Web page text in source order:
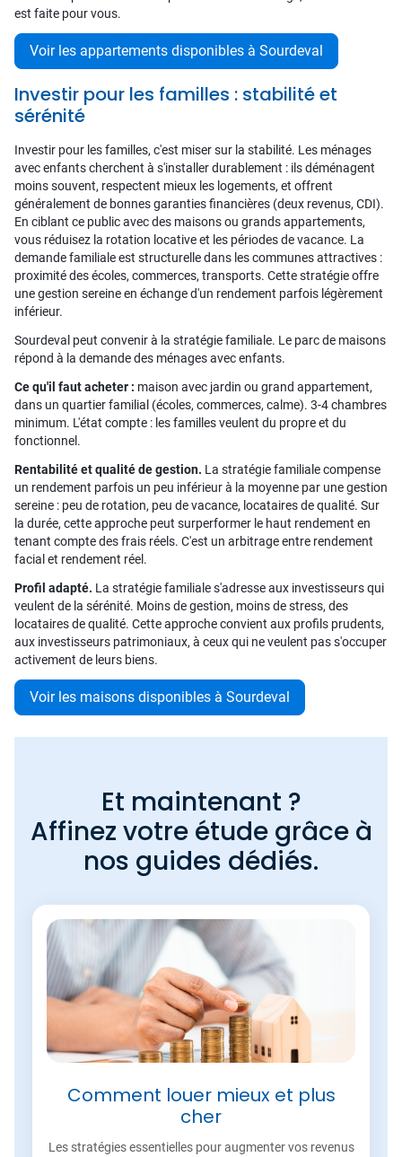
est faite pour vous.
Voir les appartements disponibles à Sourdeval
Investir pour les familles : stabilité et
sérénité
Investir pour les familles, c'est miser sur la stabilité. Les ménages
avec enfants cherchent à s'installer durablement : ils déménagent
moins souvent, respectent mieux les logements, et offrent
généralement de bonnes garanties financières (deux revenus, CDI).
En ciblant ce public avec des maisons ou grands appartements,
vous réduisez la rotation locative et les périodes de vacance. La
demande familiale est structurelle dans les communes attractives :
proximité des écoles, commerces, transports. Cette stratégie offre
une gestion sereine en échange d'un rendement parfois légèrement
inférieur.
Sourdeval peut convenir à la stratégie familiale. Le parc de maisons
répond à la demande des ménages avec enfants.
Ce qu'il faut acheter : maison avec jardin ou grand appartement,
dans un quartier familial (écoles, commerces, calme). 3-4 chambres
minimum. L'état compte : les familles veulent du propre et du
fonctionnel.
Rentabilité et qualité de gestion. La stratégie familiale compense
un rendement parfois un peu inférieur à la moyenne par une gestion
sereine : peu de rotation, peu de vacance, locataires de qualité. Sur
la durée, cette approche peut surperformer le haut rendement en
tenant compte des frais réels. C'est un arbitrage entre rendement
facial et rendement réel.
Profil adapté. La stratégie familiale s'adresse aux investisseurs qui
veulent de la sérénité. Moins de gestion, moins de stress, des
locataires de qualité. Cette approche convient aux profils prudents,
aux investisseurs patrimoniaux, à ceux qui ne veulent pas s'occuper
activement de leurs biens.
Voir les maisons disponibles à Sourdeval
Et maintenant ?
Affinez votre étude grâce à
nos guides dédiés.
Comment louer mieux et plus
cher
Les stratégies essentielles pour augmenter vos revenus